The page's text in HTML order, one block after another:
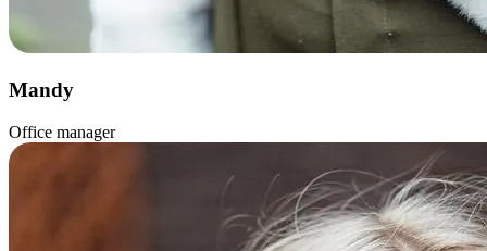
Mandy
Office manager